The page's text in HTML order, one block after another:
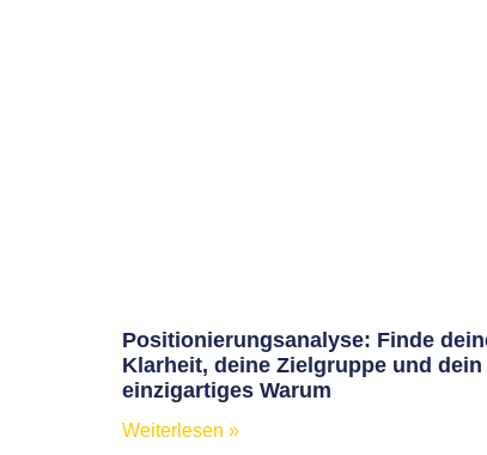
Positionierungsanalyse: Finde
Klarheit, deine Zielgruppe und dein
einzigartiges Warum
Weiterlesen »